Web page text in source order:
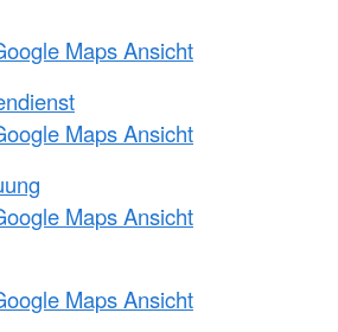
Maps Ansicht
Maps Ansicht
Maps Ansicht
Maps Ansicht